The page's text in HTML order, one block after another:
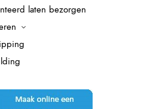
laten bezorgen